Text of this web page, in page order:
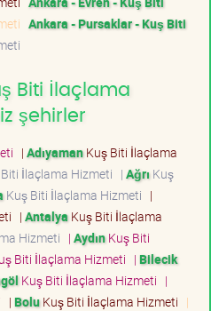
Ankara - Pursaklar - Kuş Biti
Biti İlaçlama
şehirler
| AdıyamanKuş Biti İlaçlama
İlaçlama Hizmeti | Ağrı Kuş
Kuş Biti İlaçlama Hizmeti |
| Antalya Kuş Biti İlaçlama
Hizmeti | AydınKuş Biti
Biti İlaçlama Hizmeti | Bilecik
Kuş Biti İlaçlama Hizmeti |
| BoluKuş Biti İlaçlama Hizmeti |